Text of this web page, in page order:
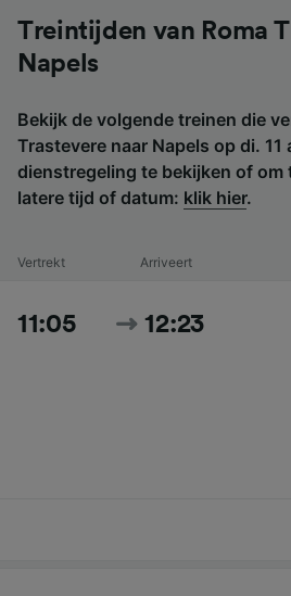
Treintijden van Roma
Napels
Bekijk de volgende treinen die
Trastevere naar Napels op di. 11
dienstregeling te bekijken of om
latere tijd of datum: klik hier.
Vertrekt Arriveert
11:05 12:23